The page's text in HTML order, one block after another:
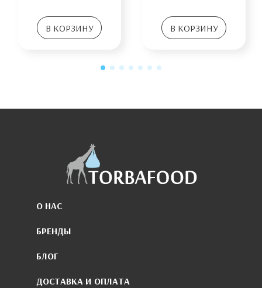
В КОРЗИНУ В КОРЗИНУ
О НАС
БРЕНДЫ
БЛОГ
ДОСТАВКА И ОПЛАТА